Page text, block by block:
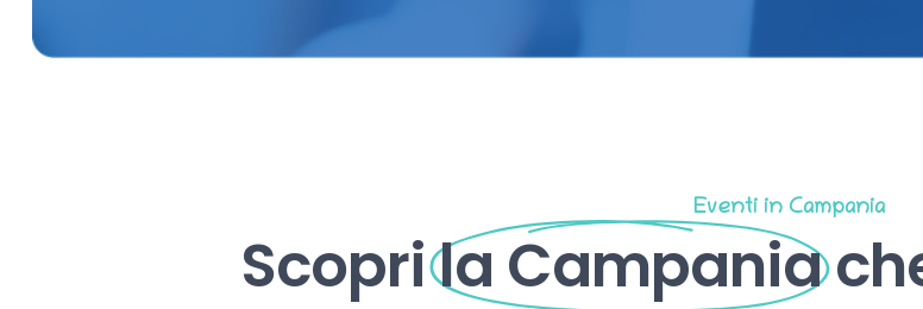
Eventi in Campania
Scoprila Campania